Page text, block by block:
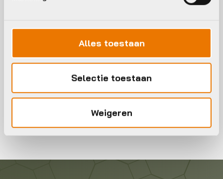
Alles toestaan
Selectie toestaan
Weigeren
Op zoek naar een kinderfiets? Bekijk ons assortiment
meisjesfietsen en jongensfietsen online of kom langs in de
ons servicepakket.
met ons op en wij helpen je verder!